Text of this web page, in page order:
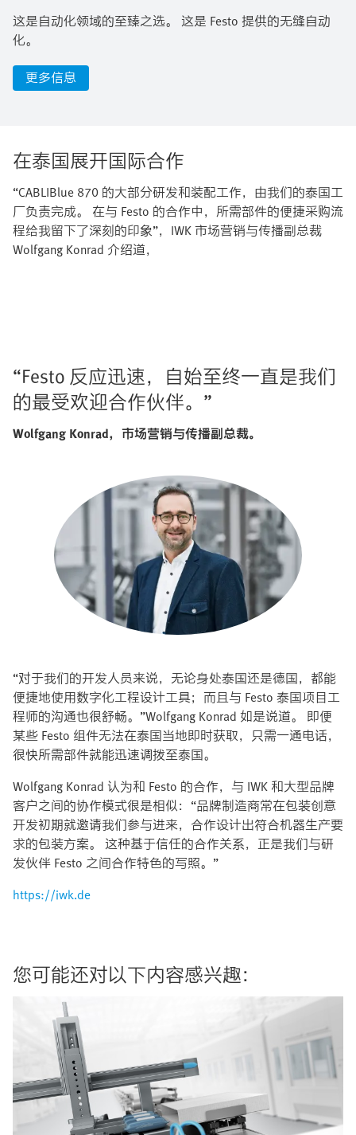
这是自动化领域的至臻之选。 这是 Festo 提供的无缝自动
化。
更多信息
在泰国展开国际合作
“CABLIBlue 870 的大部分研发和装配工作，由我们的泰国工
厂负责完成。 在与 Festo 的合作中，所需部件的便捷采购流
程给我留下了深刻的印象”，IWK 市场营销与传播副总裁
Wolfgang Konrad 介绍道，
“Festo 反应迅速，自始至终一直是我们
的最受欢迎合作伙伴。”
Wolfgang Konrad，市场营销与传播副总裁。
“对于我们的开发人员来说，无论身处泰国还是德国，都能
便捷地使用数字化工程设计工具；而且与 Festo 泰国项目工
程师的沟通也很舒畅。”Wolfgang Konrad 如是说道。 即便
某些 Festo 组件无法在泰国当地即时获取，只需一通电话，
很快所需部件就能迅速调拨至泰国。
Wolfgang Konrad 认为和 Festo 的合作，与 IWK 和大型品牌
客户之间的协作模式很是相似：“品牌制造商常在包装创意
开发初期就邀请我们参与进来，合作设计出符合机器生产要
求的包装方案。 这种基于信任的合作关系，正是我们与研
发伙伴 Festo 之间合作特色的写照。”
https://iwk.de
您可能还对以下内容感兴趣：